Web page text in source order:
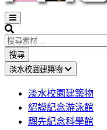
Open
sidebar
Search
搜尋
淡水校園建築物
淡水校園建築物
紹謨紀念游泳館
騮先紀念科學館